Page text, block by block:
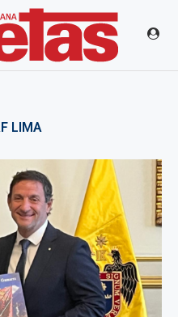
LIMA